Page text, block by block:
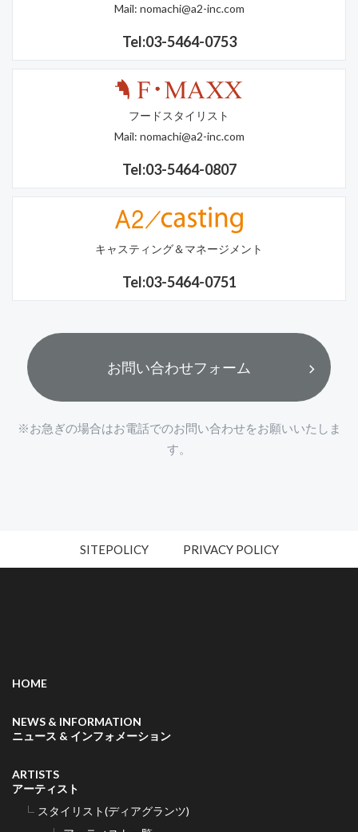
Mail: nomachi@a2-inc.com
Tel:03-5464-0753
フードスタイリスト
Mail: nomachi@a2-inc.com
Tel:03-5464-0807
キャスティング＆マネージメント
Tel:03-5464-0751
お問い合わせフォーム
※お急ぎの場合はお電話でのお問い合わせをお願いいたしま
す。
SITEPOLICY PRIVACY POLICY
HOME
NEWS & INFORMATION
ニュース & インフォメーション
ARTISTS
アーティスト
スタイリスト(ディアグランツ)